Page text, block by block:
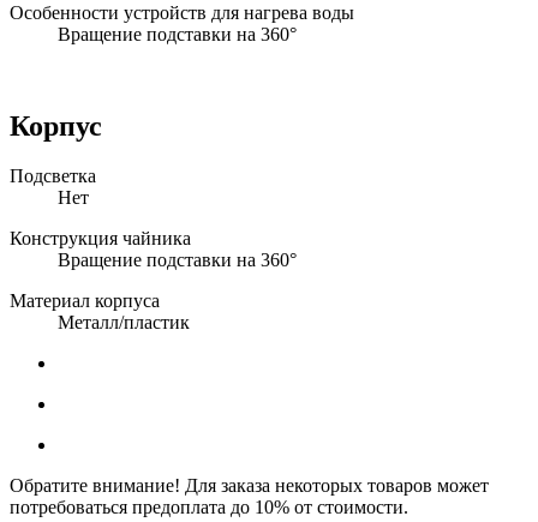
Особенности устройств для нагрева воды
Вращение подставки на 360°
Корпус
Подсветка
Нет
Конструкция чайника
Вращение подставки на 360°
Материал корпуса
Металл/пластик
Обратите внимание! Для заказа некоторых товаров может
потребоваться предоплата до 10% от стоимости.